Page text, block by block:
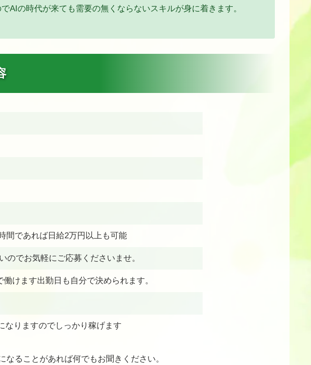
AIの時代が来ても需要の無くならないスキルが身に着きます。
間であれば日給2万円以上も可能
でお気軽にご応募くださいませ。
けます出勤日も自分で決められます。
なりますのでしっかり稼げます
ることがあれば何でもお聞きください。